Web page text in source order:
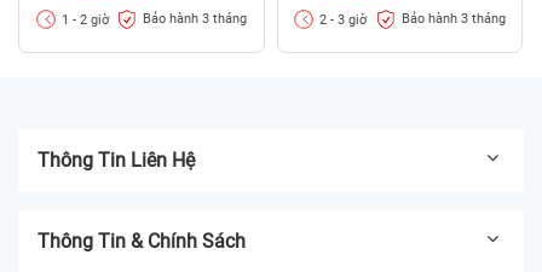
1 - 2 giờ Bảo hành 3 tháng 2 - 3 giờ Bảo hành 3 tháng
Thông Tin Liên Hệ
Thông Tin & Chính Sách